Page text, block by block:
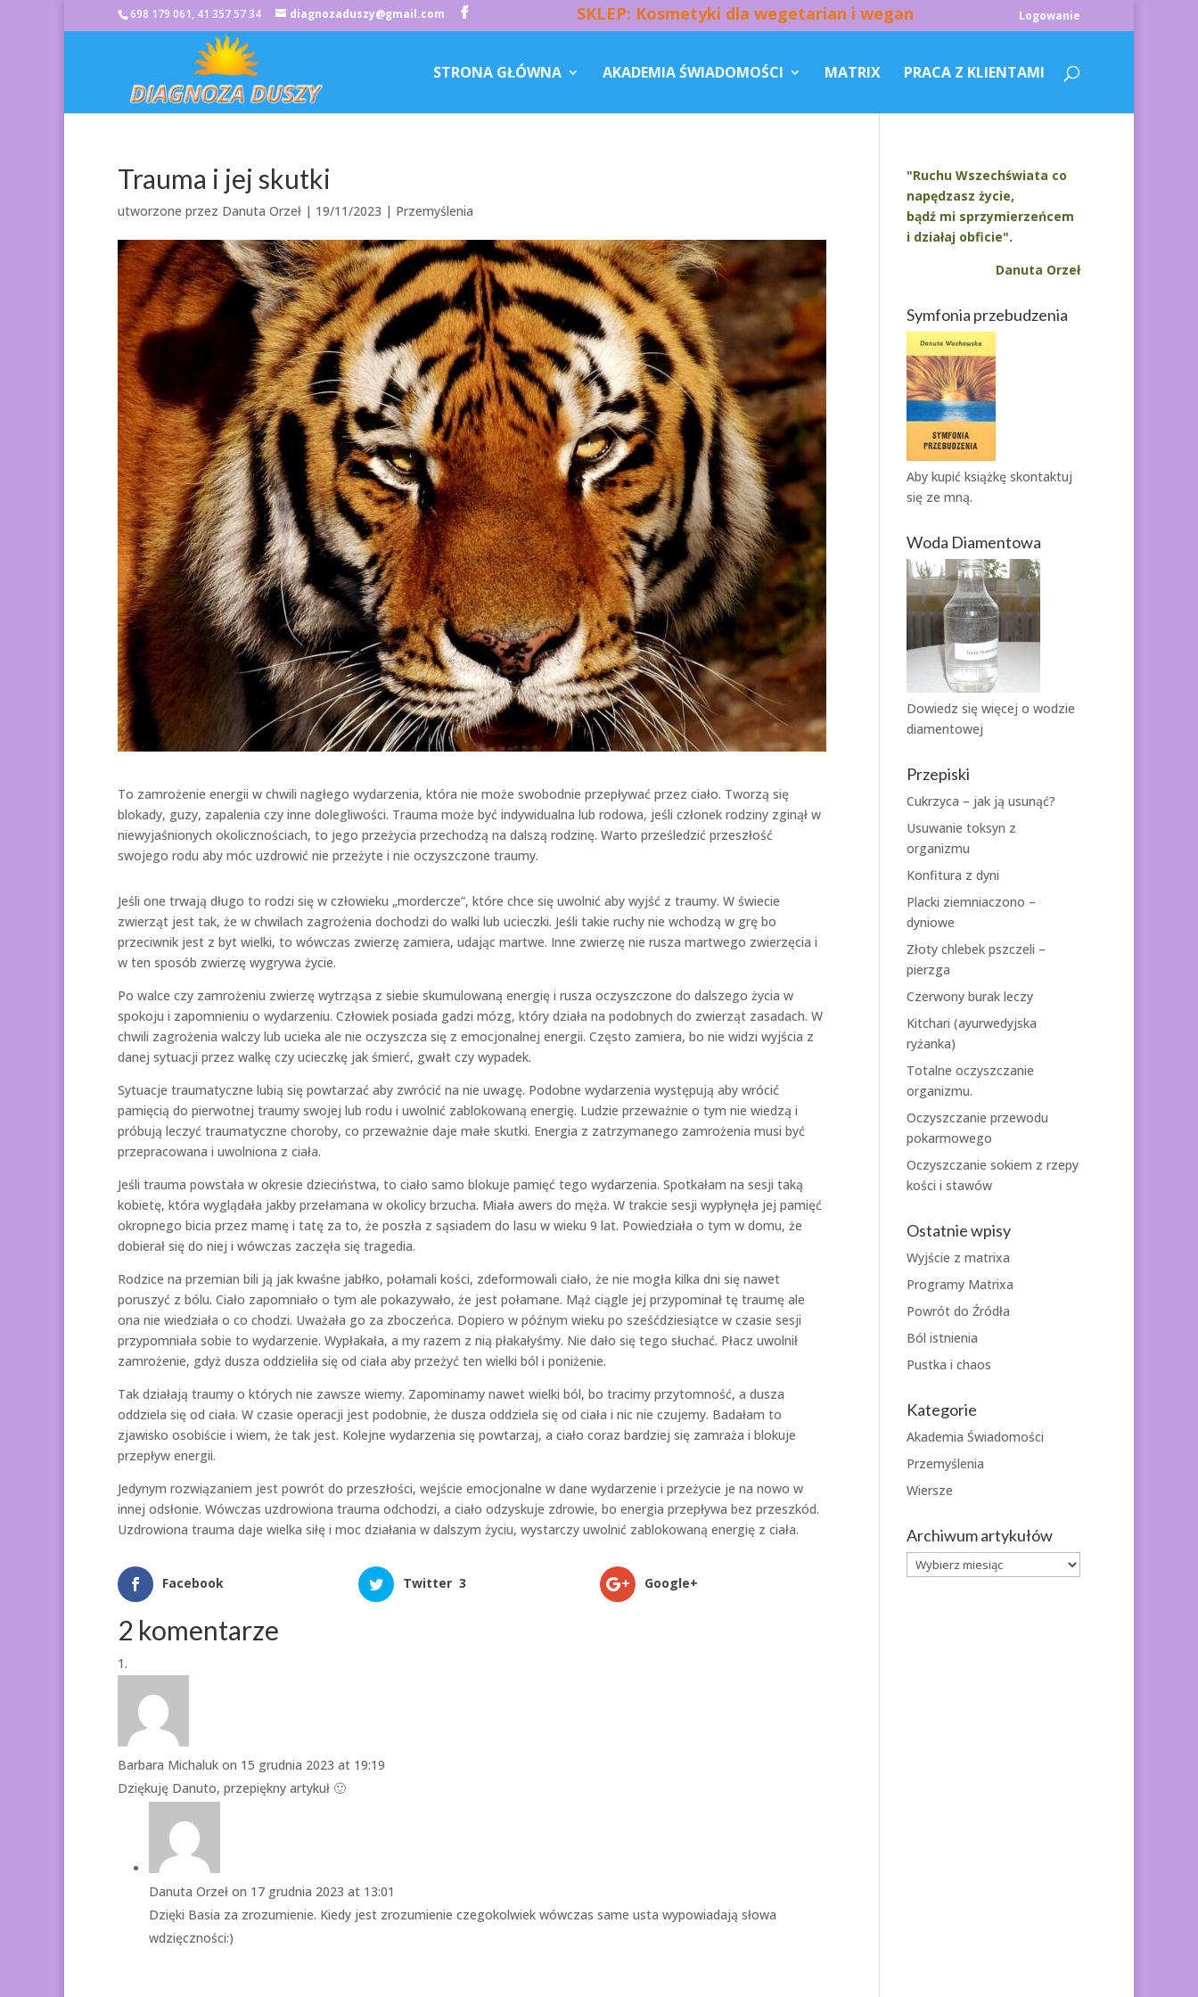
698 179 061, 41 357 57 34 diagnozaduszy@gmail.com SKLEP: Kosmetyki dla wegetarian i wegan Logowanie
STRONA GŁÓWNA AKADEMIA ŚWIADOMOŚCI MATRIX PRACA Z KLIENTAMI
Trauma i jej skutki
utworzone przez Danuta Orzeł | 19/11/2023 | Przemyślenia
To zamrożenie energii w chwili nagłego wydarzenia, która nie może swobodnie przepływać przez ciało. Tworzą się
blokady, guzy, zapalenia czy inne dolegliwości. Trauma może być indywidualna lub rodowa, jeśli członek rodziny zginął w
niewyjaśnionych okolicznościach, to jego przeżycia przechodzą na dalszą rodzinę. Warto prześledzić przeszłość
swojego rodu aby móc uzdrowić nie przeżyte i nie oczyszczone traumy.
Jeśli one trwają długo to rodzi się w człowieku „mordercze”, które chce się uwolnić aby wyjść z traumy. W świecie
zwierząt jest tak, że w chwilach zagrożenia dochodzi do walki lub ucieczki. Jeśli takie ruchy nie wchodzą w grę bo
przeciwnik jest z byt wielki, to wówczas zwierzę zamiera, udając martwe. Inne zwierzę nie rusza martwego zwierzęcia i
w ten sposób zwierzę wygrywa życie.
Po walce czy zamrożeniu zwierzę wytrząsa z siebie skumulowaną energię i rusza oczyszczone do dalszego życia w
spokoju i zapomnieniu o wydarzeniu. Człowiek posiada gadzi mózg, który działa na podobnych do zwierząt zasadach. W
chwili zagrożenia walczy lub ucieka ale nie oczyszcza się z emocjonalnej energii. Często zamiera, bo nie widzi wyjścia z
danej sytuacji przez walkę czy ucieczkę jak śmierć, gwałt czy wypadek.
Sytuacje traumatyczne lubią się powtarzać aby zwrócić na nie uwagę. Podobne wydarzenia występują aby wrócić
pamięcią do pierwotnej traumy swojej lub rodu i uwolnić zablokowaną energię. Ludzie przeważnie o tym nie wiedzą i
próbują leczyć traumatyczne choroby, co przeważnie daje małe skutki. Energia z zatrzymanego zamrożenia musi być
przepracowana i uwolniona z ciała.
Jeśli trauma powstała w okresie dzieciństwa, to ciało samo blokuje pamięć tego wydarzenia. Spotkałam na sesji taką
kobietę, która wyglądała jakby przełamana w okolicy brzucha. Miała awers do męża. W trakcie sesji wypłynęła jej pamięć
okropnego bicia przez mamę i tatę za to, że poszła z sąsiadem do lasu w wieku 9 lat. Powiedziała o tym w domu, że
dobierał się do niej i wówczas zaczęła się tragedia.
Rodzice na przemian bili ją jak kwaśne jabłko, połamali kości, zdeformowali ciało, że nie mogła kilka dni się nawet
poruszyć z bólu. Ciało zapomniało o tym ale pokazywało, że jest połamane. Mąż ciągle jej przypominał tę traumę ale
ona nie wiedziała o co chodzi. Uważała go za zboczeńca. Dopiero w późnym wieku po sześćdziesiątce w czasie sesji
przypomniała sobie to wydarzenie. Wypłakała, a my razem z nią płakałyśmy. Nie dało się tego słuchać. Płacz uwolnił
zamrożenie, gdyż dusza oddzieliła się od ciała aby przeżyć ten wielki ból i poniżenie.
Tak działają traumy o których nie zawsze wiemy. Zapominamy nawet wielki ból, bo tracimy przytomność, a dusza
oddziela się od ciała. W czasie operacji jest podobnie, że dusza oddziela się od ciała i nic nie czujemy. Badałam to
zjawisko osobiście i wiem, że tak jest. Kolejne wydarzenia się powtarzaj, a ciało coraz bardziej się zamraża i blokuje
przepływ energii.
Jedynym rozwiązaniem jest powrót do przeszłości, wejście emocjonalne w dane wydarzenie i przeżycie je na nowo w
innej odsłonie. Wówczas uzdrowiona trauma odchodzi, a ciało odzyskuje zdrowie, bo energia przepływa bez przeszkód.
Uzdrowiona trauma daje wielka siłę i moc działania w dalszym życiu, wystarczy uwolnić zablokowaną energię z ciała.
Facebook Twitter 3 Google+
2 komentarze
Barbara Michaluk on 15 grudnia 2023 at 19:19
Dziękuję Danuto, przepiękny artykuł 🙂
Danuta Orzeł on 17 grudnia 2023 at 13:01
Dzięki Basia za zrozumienie. Kiedy jest zrozumienie czegokolwiek wówczas same usta wypowiadają słowa
wdzięczności:)
"Ruchu Wszechświata co
napędzasz życie,
bądź mi sprzymierzeńcem
i działaj obficie".
Danuta Orzeł
Symfonia przebudzenia
Aby kupić książkę skontaktuj
się ze mną.
Woda Diamentowa
Dowiedz się więcej o wodzie
diamentowej
Przepiski
Cukrzyca – jak ją usunąć?
Usuwanie toksyn z
organizmu
Konfitura z dyni
Placki ziemniaczono –
dyniowe
Złoty chlebek pszczeli –
pierzga
Czerwony burak leczy
Kitchari (ayurwedyjska
ryżanka)
Totalne oczyszczanie
organizmu.
Oczyszczanie przewodu
pokarmowego
Oczyszczanie sokiem z rzepy
kości i stawów
Ostatnie wpisy
Wyjście z matrixa
Programy Matrixa
Powrót do Źródła
Ból istnienia
Pustka i chaos
Kategorie
Akademia Świadomości
Przemyślenia
Wiersze
Archiwum artykułów
Archiwum
artykułów